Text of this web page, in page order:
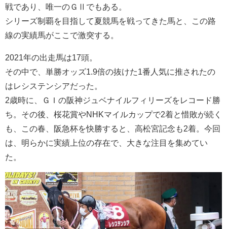
戦であり、唯一のＧⅡでもある。
シリーズ制覇を目指して夏競馬を戦ってきた馬と、この路
線の実績馬がここで激突する。
2021年の出走馬は17頭。
その中で、単勝オッズ1.9倍の抜けた1番人気に推されたの
はレシステンシアだった。
2歳時に、ＧＩの阪神ジュベナイルフィリーズをレコード勝
ち。その後、桜花賞やNHKマイルカップで2着と惜敗が続く
も、この春、阪急杯を快勝すると、高松宮記念も2着。今回
は、明らかに実績上位の存在で、大きな注目を集めてい
た。